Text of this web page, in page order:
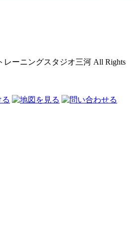
レーニングスタジオ三河 All Rights